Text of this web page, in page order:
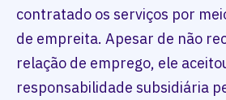
contratado os serviços por
de empreita. Apesar de não
relação de emprego, ele
responsabilidade subsidiária